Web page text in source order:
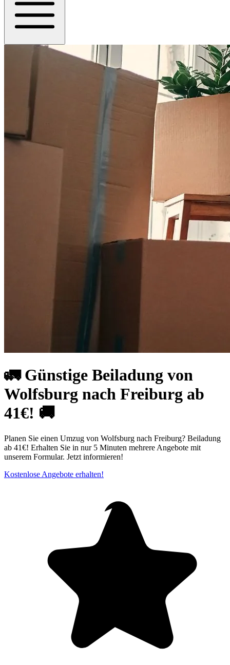
🚛 Günstige Beiladung von
Wolfsburg nach Freiburg ab
41€! 🚚
Planen Sie einen Umzug von Wolfsburg nach Freiburg? Beiladung
ab 41€! Erhalten Sie in nur 5 Minuten mehrere Angebote mit
unserem Formular. Jetzt informieren!
Kostenlose Angebote erhalten!